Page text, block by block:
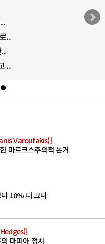
..
..
..
Varoufakis)]
마르크스주의적 논거
10% 더 크다
마피아 정치